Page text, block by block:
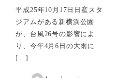
平成25年10月17日日産スタ
ジアムがある新横浜公園
が、台風26号の影響によ
り、今年4月6日の大雨に
[…]